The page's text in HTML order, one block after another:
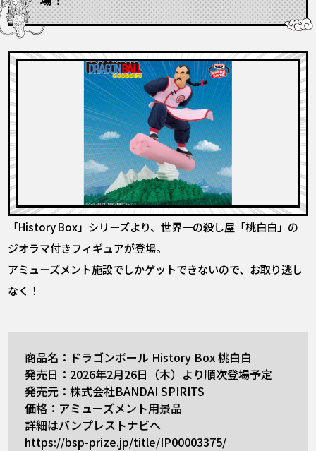
JP
EN FR DE ES
「History Box」シリーズより、世界一の殺し屋「桃白白」の
ジオラマ付きフィギュアが登場。
アミューズメント施設でしかゲットできないので、お取り逃し
なく！
商品名：ドラゴンボール History Box 桃白白
発売日：2026年2月26日（木）より順次登場予定
発売元：株式会社BANDAI SPIRITS
価格：アミューズメント用景品
詳細はバンプレストナビへ
https://bsp-prize.jp/title/IP00003375/